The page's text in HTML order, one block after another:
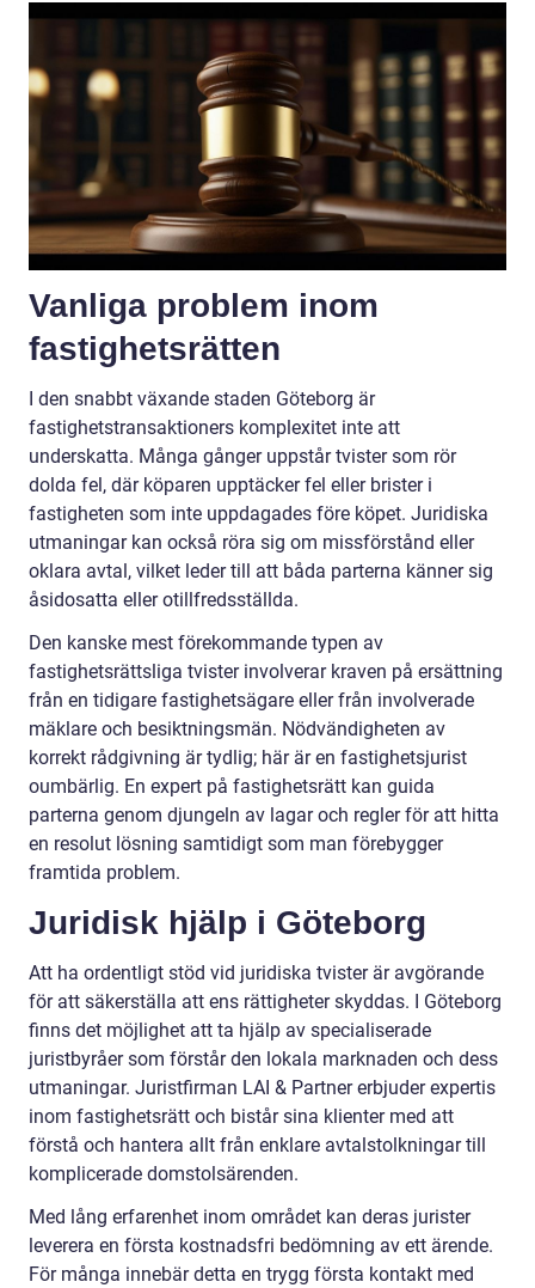
Vanliga problem inom
fastighetsrätten
I den snabbt växande staden Göteborg är
fastighetstransaktioners komplexitet inte att
underskatta. Många gånger uppstår tvister som rör
dolda fel, där köparen upptäcker fel eller brister i
fastigheten som inte uppdagades före köpet. Juridiska
utmaningar kan också röra sig om missförstånd eller
oklara avtal, vilket leder till att båda parterna känner sig
åsidosatta eller otillfredsställda.
Den kanske mest förekommande typen av
fastighetsrättsliga tvister involverar kraven på ersättning
från en tidigare fastighetsägare eller från involverade
mäklare och besiktningsmän. Nödvändigheten av
korrekt rådgivning är tydlig; här är en fastighetsjurist
oumbärlig. En expert på fastighetsrätt kan guida
parterna genom djungeln av lagar och regler för att hitta
en resolut lösning samtidigt som man förebygger
framtida problem.
Juridisk hjälp i Göteborg
Att ha ordentligt stöd vid juridiska tvister är avgörande
för att säkerställa att ens rättigheter skyddas. I Göteborg
finns det möjlighet att ta hjälp av specialiserade
juristbyråer som förstår den lokala marknaden och dess
utmaningar. Juristfirman LAI & Partner erbjuder expertis
inom fastighetsrätt och bistår sina klienter med att
förstå och hantera allt från enklare avtalstolkningar till
komplicerade domstolsärenden.
Med lång erfarenhet inom området kan deras jurister
leverera en första kostnadsfri bedömning av ett ärende.
För många innebär detta en trygg första kontakt med